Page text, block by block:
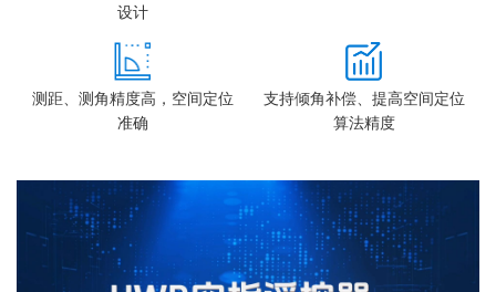
设计
测距、测角精度高，空间定位
准确
支持倾角补偿、提高空间定位
算法精度